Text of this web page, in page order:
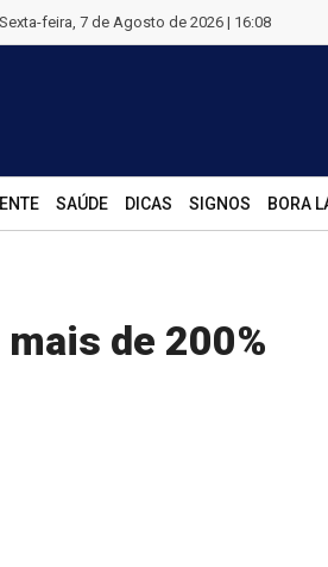
Sexta-feira, 7 de Agosto de 2026 | 16:08
SAÚDE DICAS SIGNOS BORA
de 200%